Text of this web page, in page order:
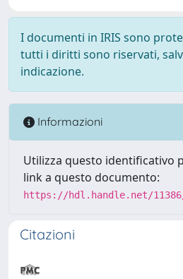
I documenti in IRIS sono
tutti i diritti sono riservati,
indicazione.
Informazioni
Utilizza questo identificativo
link a questo documento:
https://hdl.handle.net/11386/
Citazioni